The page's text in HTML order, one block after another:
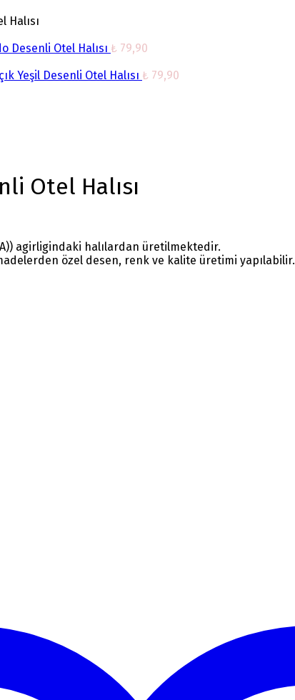
Halısı
Desenli Otel Halısı ₺ 79,90
Yeşil Desenli Otel Halısı ₺ 79,90
Otel Halısı
agirligindaki halılardan üretilmektedir.
özel desen, renk ve kalite üretimi yapılabilir.